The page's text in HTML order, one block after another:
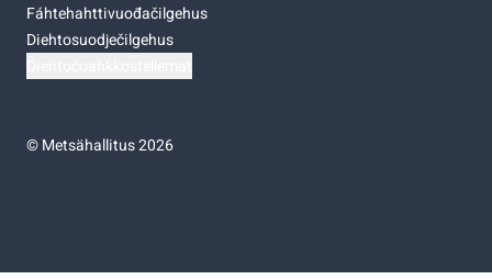
Fáhtehahttivuođačilgehus
Diehtosuodječilgehus
©Metsähallitus 2026